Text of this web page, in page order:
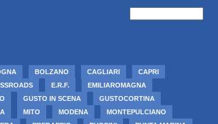
BOLZANO CAGLIARI
CAPRI
E.R.F.
EMILIAROMAGNA
GUSTO IN SCENA
GUSTOCORTINA
MITO MODENA
MONTEPULCIANO